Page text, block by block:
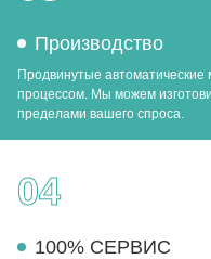
Производство
Продвинутые
процессом. Мы можем
пределами вашего спроса.
04
100% СЕРВИС